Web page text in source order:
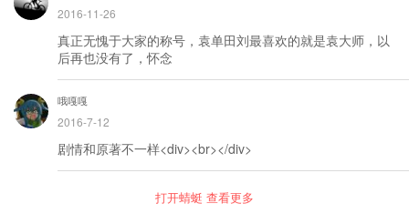
2016-11-26
真正无愧于大家的称号，袁单田刘最喜欢的就是袁大师，以
后再也没有了，怀念
哦嘎嘎
2016-7-12
剧情和原著不一样<div><br></div>
打开蜻蜓 查看更多